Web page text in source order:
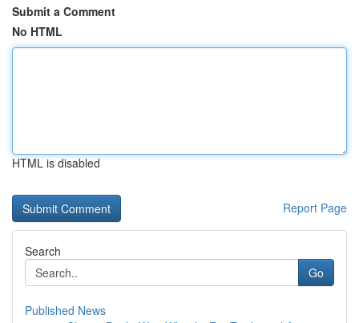
Submit a Comment
No HTML
HTML is disabled
Report Page
Search
Go
Published News